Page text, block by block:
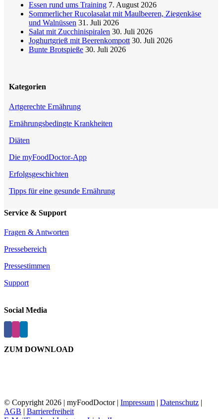
Essen rund ums Training 7. August 2026
Sommerlicher Rucolasalat mit Maulbeeren, Ziegenkäse
und Walnüssen 31. Juli 2026
Salat mit Zucchinispiralen 30. Juli 2026
Joghurtgrieß mit Beerenkompott 30. Juli 2026
Bunte Brotspieße 30. Juli 2026
Kategorien
Artgerechte Ernährung
Ernährungsbedingte Krankheiten
Diäten
Die myFoodDoctor-App
Erfolgsgeschichten
Tipps für eine gesunde Ernährung
Service & Support
Fragen & Antworten
Pressebereich
Pressestimmen
Support
Social Media
ZUM DOWNLOAD
© Copyright 2026 | myFoodDoctor | Impressum | Datenschutz |
AGB | Barrierefreiheit